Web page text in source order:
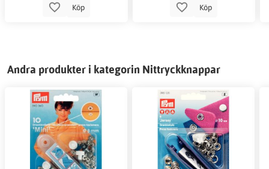
Köp Köp
Andra produkter i kategorin Nittryckknappar